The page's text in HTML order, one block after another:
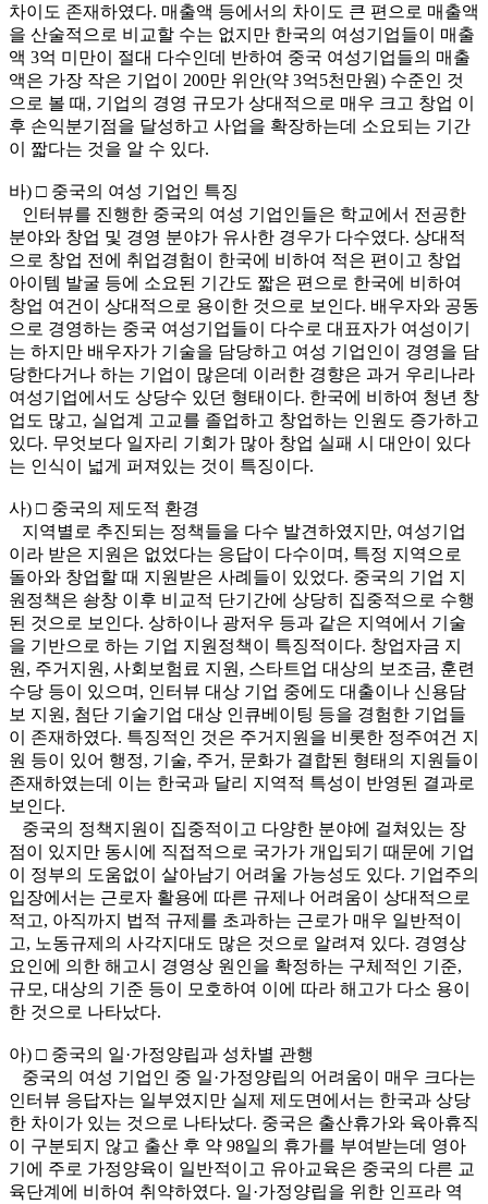
차이도 존재하였다. 매출액 등에서의 차이도 큰 편으로 매출액
을 산술적으로 비교할 수는 없지만 한국의 여성기업들이 매출
액 3억 미만이 절대 다수인데 반하여 중국 여성기업들의 매출
액은 가장 작은 기업이 200만 위안(약 3억5천만원) 수준인 것
으로 볼 때, 기업의 경영 규모가 상대적으로 매우 크고 창업 이
후 손익분기점을 달성하고 사업을 확장하는데 소요되는 기간
이 짧다는 것을 알 수 있다.
바) □ 중국의 여성 기업인 특징
인터뷰를 진행한 중국의 여성 기업인들은 학교에서 전공한
분야와 창업 및 경영 분야가 유사한 경우가 다수였다. 상대적
으로 창업 전에 취업경험이 한국에 비하여 적은 편이고 창업
아이템 발굴 등에 소요된 기간도 짧은 편으로 한국에 비하여
창업 여건이 상대적으로 용이한 것으로 보인다. 배우자와 공동
으로 경영하는 중국 여성기업들이 다수로 대표자가 여성이기
는 하지만 배우자가 기술을 담당하고 여성 기업인이 경영을 담
당한다거나 하는 기업이 많은데 이러한 경향은 과거 우리나라
여성기업에서도 상당수 있던 형태이다. 한국에 비하여 청년 창
업도 많고, 실업계 고교를 졸업하고 창업하는 인원도 증가하고
있다. 무엇보다 일자리 기회가 많아 창업 실패 시 대안이 있다
는 인식이 넓게 퍼져있는 것이 특징이다.
사) □ 중국의 제도적 환경
지역별로 추진되는 정책들을 다수 발견하였지만, 여성기업
이라 받은 지원은 없었다는 응답이 다수이며, 특정 지역으로
돌아와 창업할 때 지원받은 사례들이 있었다. 중국의 기업 지
원정책은 솽창 이후 비교적 단기간에 상당히 집중적으로 수행
된 것으로 보인다. 상하이나 광저우 등과 같은 지역에서 기술
을 기반으로 하는 기업 지원정책이 특징적이다. 창업자금 지
원, 주거지원, 사회보험료 지원, 스타트업 대상의 보조금, 훈련
수당 등이 있으며, 인터뷰 대상 기업 중에도 대출이나 신용담
보 지원, 첨단 기술기업 대상 인큐베이팅 등을 경험한 기업들
이 존재하였다. 특징적인 것은 주거지원을 비롯한 정주여건 지
원 등이 있어 행정, 기술, 주거, 문화가 결합된 형태의 지원들이
존재하였는데 이는 한국과 달리 지역적 특성이 반영된 결과로
보인다.
중국의 정책지원이 집중적이고 다양한 분야에 걸쳐있는 장
점이 있지만 동시에 직접적으로 국가가 개입되기 때문에 기업
이 정부의 도움없이 살아남기 어려울 가능성도 있다. 기업주의
입장에서는 근로자 활용에 따른 규제나 어려움이 상대적으로
적고, 아직까지 법적 규제를 초과하는 근로가 매우 일반적이
고, 노동규제의 사각지대도 많은 것으로 알려져 있다. 경영상
요인에 의한 해고시 경영상 원인을 확정하는 구체적인 기준,
규모, 대상의 기준 등이 모호하여 이에 따라 해고가 다소 용이
한 것으로 나타났다.
아) □ 중국의 일·가정양립과 성차별 관행
중국의 여성 기업인 중 일·가정양립의 어려움이 매우 크다는
인터뷰 응답자는 일부였지만 실제 제도면에서는 한국과 상당
한 차이가 있는 것으로 나타났다. 중국은 출산휴가와 육아휴직
이 구분되지 않고 출산 후 약 98일의 휴가를 부여받는데 영아
기에 주로 가정양육이 일반적이고 유아교육은 중국의 다른 교
육단계에 비하여 취약하였다. 일·가정양립을 위한 인프라 역